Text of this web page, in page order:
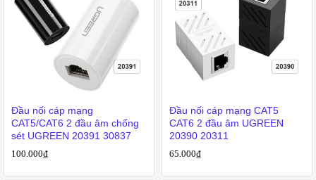
Đầu nối cáp mạng
CAT5/CAT6 2 đầu âm chống
sét UGREEN 20391 30837
100.000₫
Đầu nối cáp mạng CAT5
CAT6 2 đầu âm UGREEN
20390 20311
65.000₫